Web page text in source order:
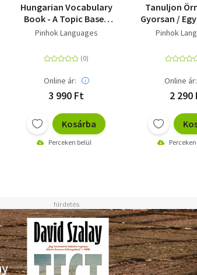
Hungarian Vocabulary
Book - A Topic Based
Approach
Pinhok Languages
Online ár:
3 990 Ft
Kosárba
Perceken belül
Tanuljon
Gyorsan /
Pinhok
Online ár:
2 290